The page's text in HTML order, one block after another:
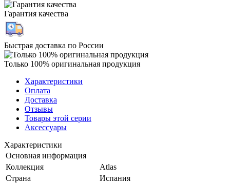
Гарантия качества
Быстрая доставка по России
Только 100% оригинальная продукция
Характеристики
Оплата
Доставка
Отзывы
Товары этой серии
Аксессуары
Характеристики
Основная информация
Коллекция
Atlas
Страна
Испания